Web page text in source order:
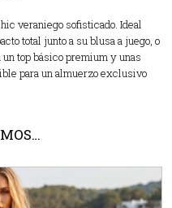
veraniego sofisticado. Ideal
total junto a su blusa a juego, o
top básico premium y unas
para un almuerzo exclusivo